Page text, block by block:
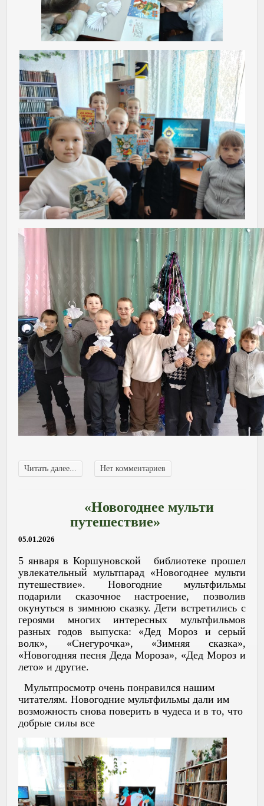
Читать далее... Нет комментариев
«Новогоднее мульти
путешествие»
05.01.2026
5 января в Коршуновской библиотеке прошел
увлекательный мультпарад «Новогоднее мульти
путешествие». Новогодние мультфильмы
подарили сказочное настроение, позволив
окунуться в зимнюю сказку. Дети встретились с
героями многих интересных мультфильмов
разных годов выпуска: «Дед Мороз и серый
волк», «Снегурочка», «Зимняя сказка»,
«Новогодняя песня Деда Мороза», «Дед Мороз и
лето» и другие.
Мультпросмотр очень понравился нашим
читателям. Новогодние мультфильмы дали им
возможность снова поверить в чудеса и в то, что
добрые силы все